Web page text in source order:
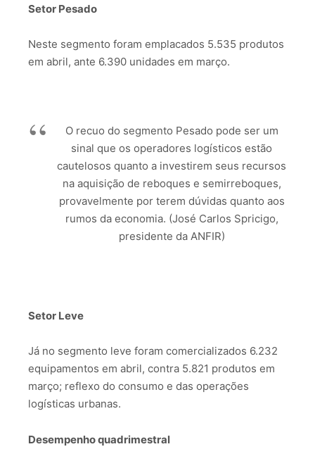
Setor Pesado
Neste segmento foram emplacados 5.535 produtos
em abril, ante 6.390 unidades em março.
O recuo do segmento Pesado pode ser um
sinal que os operadores logísticos estão
cautelosos quanto a investirem seus recursos
na aquisição de reboques e semirreboques,
provavelmente por terem dúvidas quanto aos
rumos da economia. (José Carlos Spricigo,
presidente da ANFIR)
Setor Leve
Já no segmento leve foram comercializados 6.232
equipamentos em abril, contra 5.821 produtos em
março; reflexo do consumo e das operações
logísticas urbanas.
Desempenho quadrimestral